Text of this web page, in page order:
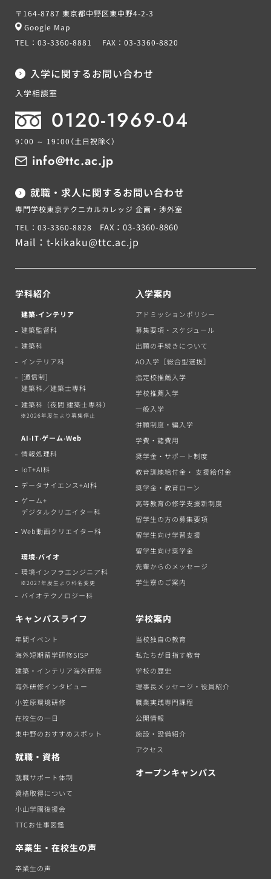
〒164-8787 東京都中野区東中野4-2-3
Google Map
TEL： 03-3360-8881 FAX： 03-3360-8820
入学に関するお問い合わせ
入学相談室
0120-1969-04
9：00 ～ 19：00 （土日祝除く）
info@ttc.ac.jp
就職・求人に関するお問い合わせ
専門学校東京テクニカルカレッジ 企画・渉外室
TEL：03-3360-8828
FAX：03-3360-8860
Mail： t-kikaku@ttc.ac.jp
学科紹介
建築‧インテリア
建築監督科
建築科
インテリア科
[通信制]
建築科／建築士専科
建築科（夜間 建築士専科）
※2026年度生より募集停止
AI‧IT‧ゲーム‧Web
情報処理科
IoT+AI科
データサイエンス+AI科
ゲーム+
デジタルクリエイター科
Web動画クリエイター科
環境‧バイオ
環境インフラエンジニア科
※2027年度生より科名変更
バイオテクノロジー科
⼊学案内
アドミッションポリシー
募集要項・スケジュール
出願の手続きについて
AO入学［総合型選抜］
指定校推薦入学
学校推薦入学
一般入学
併願制度・編入学
学費・諸費用
奨学金・サポート制度
教育訓練給付金・ 支援給付金
奨学金・教育ローン
高等教育の修学支援新制度
留学生の方の募集要項
留学生向け学習支援
留学生向け奨学金
先輩からのメッセージ
学生寮のご案内
キャンパスライフ
年間イベント
海外短期留学研修SISP
建築・インテリア海外研修
海外研修インタビュー
小笠原環境研修
在校生の一日
東中野のおすすめスポット
就職・資格
就職サポート体制
資格取得について
小山学園後援会
TTCお仕事図鑑
卒業生・在校生の声
卒業生の声
学校案内
当校独自の教育
私たちが目指す教育
学校の歴史
理事長メッセージ・役員紹介
職業実践専門課程
公開情報
施設・設備紹介
アクセス
オープンキャンパス